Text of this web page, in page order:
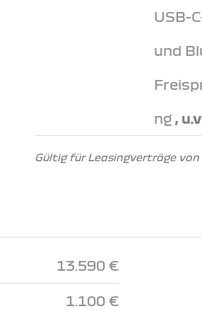
USB-
und
ng ,
Gültig für Leasingverträge von
13.590 €
1.100 €